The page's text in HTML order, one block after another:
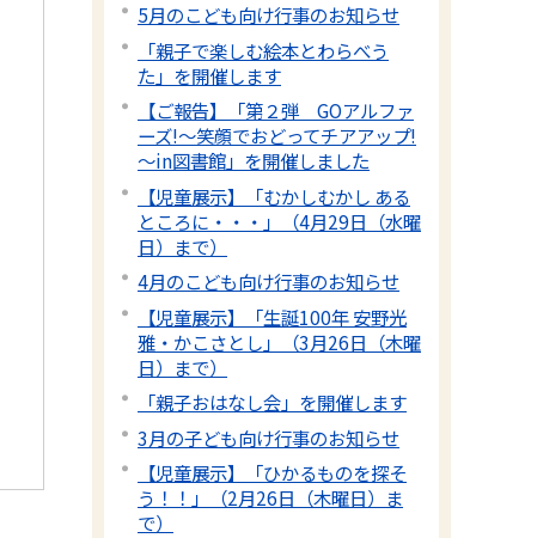
5月のこども向け行事のお知らせ
「親子で楽しむ絵本とわらべう
た」を開催します
【ご報告】「第２弾 GOアルファ
ーズ!～笑顔でおどってチアアップ!
～in図書館」を開催しました
【児童展示】「むかしむかし ある
ところに・・・」（4月29日（水曜
日）まで）
4月のこども向け行事のお知らせ
【児童展示】「生誕100年 安野光
雅・かこさとし」（3月26日（木曜
日）まで）
「親子おはなし会」を開催します
3月の子ども向け行事のお知らせ
【児童展示】「ひかるものを探そ
う！！」（2月26日（木曜日）ま
で）